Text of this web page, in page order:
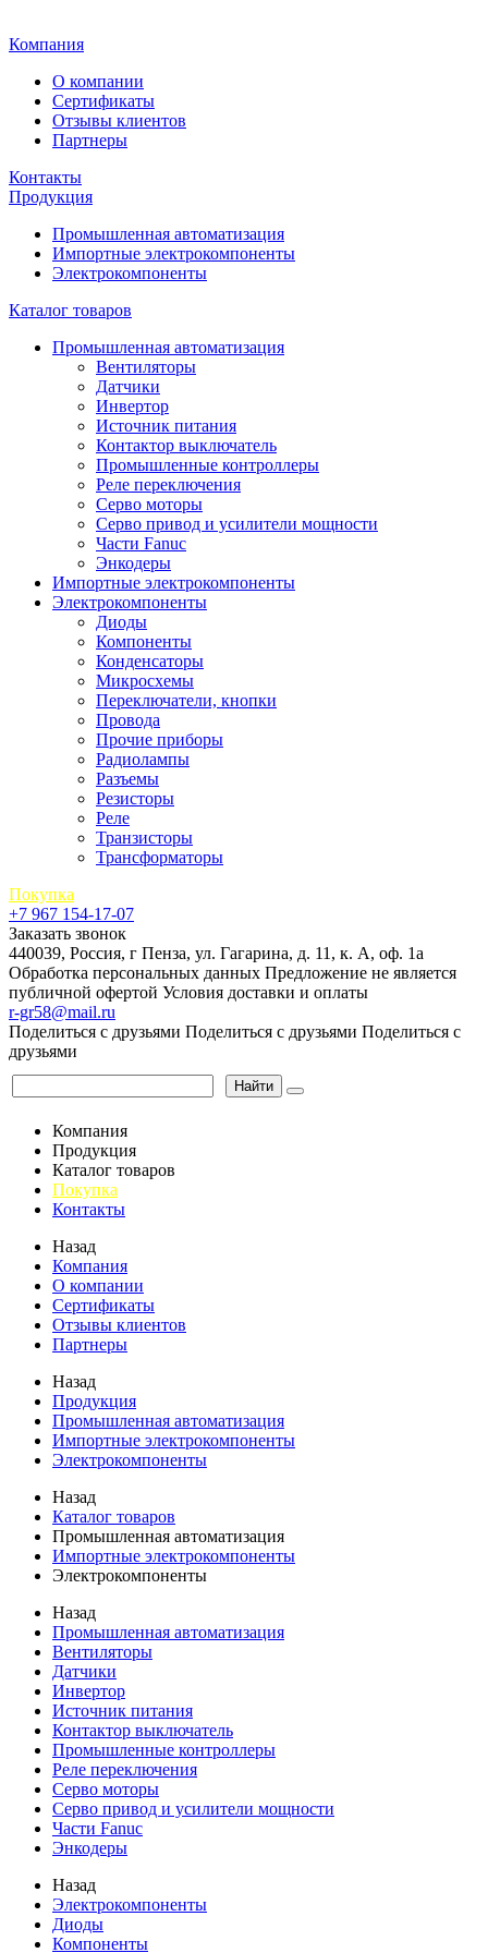
Компания
О компании
Сертификаты
Отзывы клиентов
Партнеры
Контакты
Продукция
Промышленная автоматизация
Импортные электрокомпоненты
Электрокомпоненты
Каталог товаров
Промышленная автоматизация
Вентиляторы
Датчики
Инвертор
Источник питания
Контактор выключатель
Промышленные контроллеры
Реле переключения
Серво моторы
Серво привод и усилители мощности
Части Fanuc
Энкодеры
Импортные электрокомпоненты
Электрокомпоненты
Диоды
Компоненты
Конденсаторы
Микросхемы
Переключатели, кнопки
Провода
Прочие приборы
Радиолампы
Разъемы
Резисторы
Реле
Транзисторы
Трансформаторы
Покупка
+7 967 154-17-07
Заказать звонок
440039, Россия, г Пенза, ул. Гагарина, д. 11, к. А, оф. 1а
Обработка персональных данных Предложение не является
публичной офертой Условия доставки и оплаты
r-gr58@mail.ru
Поделиться с друзьями Поделиться с друзьями Поделиться с
друзьями
Найти
Компания
Продукция
Каталог товаров
Покупка
Контакты
Назад
Компания
О компании
Сертификаты
Отзывы клиентов
Партнеры
Назад
Продукция
Промышленная автоматизация
Импортные электрокомпоненты
Электрокомпоненты
Назад
Каталог товаров
Промышленная автоматизация
Импортные электрокомпоненты
Электрокомпоненты
Назад
Промышленная автоматизация
Вентиляторы
Датчики
Инвертор
Источник питания
Контактор выключатель
Промышленные контроллеры
Реле переключения
Серво моторы
Серво привод и усилители мощности
Части Fanuc
Энкодеры
Назад
Электрокомпоненты
Диоды
Компоненты